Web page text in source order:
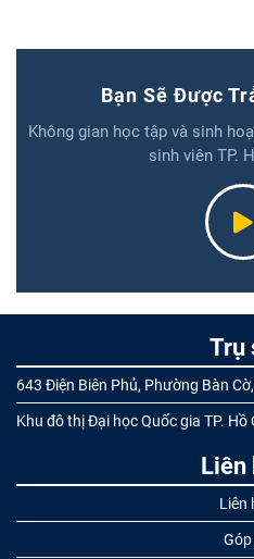
Bạn Sẽ Được
Không gian học tập và sinh
sinh viên TP.
Trụ
643 Điện Biên Phủ, Phường Bàn
Khu đô thị Đại học Quốc gia TP. Hồ
Liên
Liên
Góp